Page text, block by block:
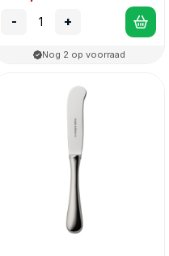
- +
Nog 2 op voorraad